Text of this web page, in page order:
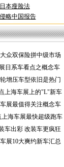
日本瘦脸法
侵略中国报告
众双保险拼中级市场
日系车看点之概念车
增压车型依旧是热门
上海车展上的"L"新车
展最值得关注概念车
海车展最快超级跑车
车出彩 改装车更疯狂
展10大爽约新车汇总